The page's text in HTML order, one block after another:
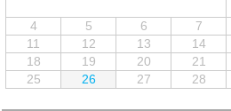
4
5 6 7
11
12 13 14
18
19 20 21
25
26 27 28